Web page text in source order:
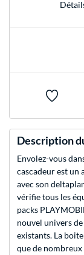
Description
Envolez-vous
cascadeur est un
avec son
vérifie tous les
packs
nouvel univers
existants. La
que de